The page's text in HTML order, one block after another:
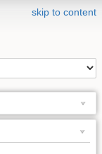
skip to content